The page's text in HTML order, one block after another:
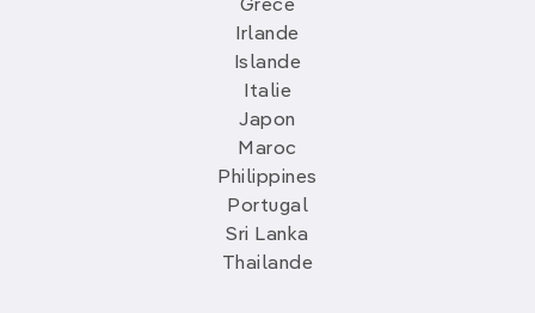
Grèce
Irlande
Islande
Italie
Japon
Maroc
Philippines
Portugal
Sri Lanka
Thailande